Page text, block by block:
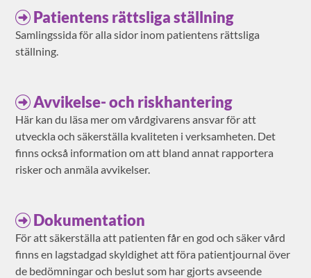
Patientens rättsliga ställning
Samlingssida för alla sidor inom patientens rättsliga
ställning.
Avvikelse- och riskhantering
Här kan du läsa mer om vårdgivarens ansvar för att
utveckla och säkerställa kvaliteten i verksamheten. Det
finns också information om att bland annat rapportera
risker och anmäla avvikelser.
Dokumentation
För att säkerställa att patienten får en god och säker vård
finns en lagstadgad skyldighet att föra patientjournal över
de bedömningar och beslut som har gjorts avseende